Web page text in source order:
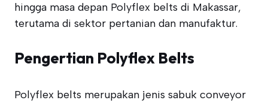
hingga masa depan Polyflex belts di Makassar,
terutama di sektor pertanian dan manufaktur.
Pengertian Polyflex Belts
Polyflex belts merupakan jenis sabuk conveyor